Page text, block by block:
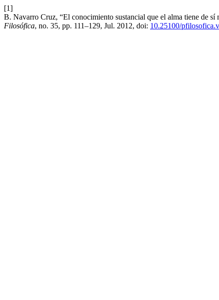
[1]
B. Navarro Cruz, “El conocimiento sustancial que el alma tiene de
Filosófica, no. 35, pp. 111–129, Jul. 2012, doi: 10.25100/